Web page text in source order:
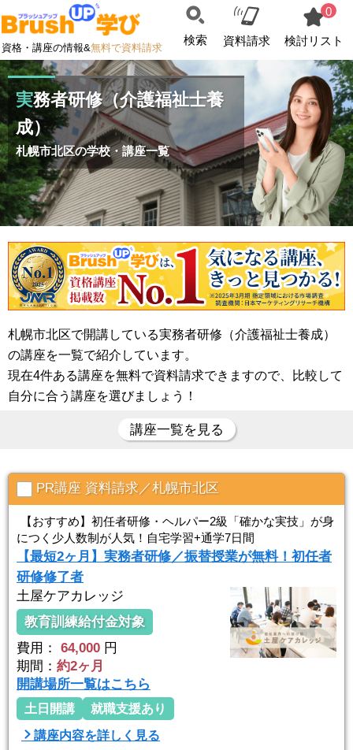
資格・講座の情報&無料で資料請求
検索 資料請求
0
検討リスト
実務者研修（介護福祉士養
成）
札幌市北区の学校・講座一覧
札幌市北区で開講している実務者研修（介護福祉士養成）
の講座を一覧で紹介しています。
現在4件ある講座を無料で資料請求できますので、比較して
自分に合う講座を選びましょう！
講座一覧を見る
PR講座 資料請求／札幌市北区
【おすすめ】初任者研修・ヘルパー2級「確かな実技」が身
につく少人数制が人気！自宅学習+通学7日間
【最短2ヶ月】実務者研修／振替授業が無料！初任者
研修修了者
土屋ケアカレッジ
教育訓練給付金対象
費用：
64,000 円
期間： 約2ヶ月
開講場所一覧はこちら
土日開講
就職支援あり
講座内容を詳しく見る